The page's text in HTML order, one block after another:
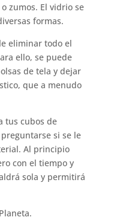
zumos. El vidrio se
formas.
eliminar todo el
ello, se puede
de tela y dejar
que a menudo
tus cubos de
si se le
Al principio
con el tiempo y
sola y permitirá